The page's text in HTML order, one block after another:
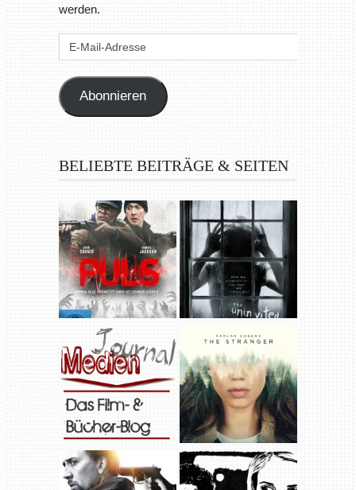
BELIEBTE BEITRÄGE & SEITEN